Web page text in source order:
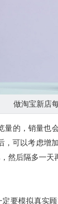
做淘宝新店
量的，销量也
，可以考虑增
然后隔多一天
要模拟真实